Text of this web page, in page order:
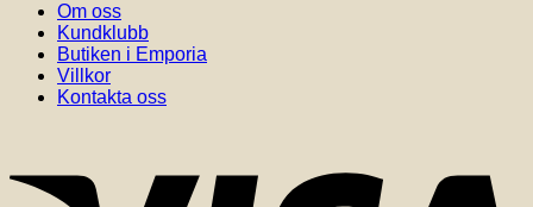
Om oss
Kundklubb
Butiken i Emporia
Villkor
Kontakta oss